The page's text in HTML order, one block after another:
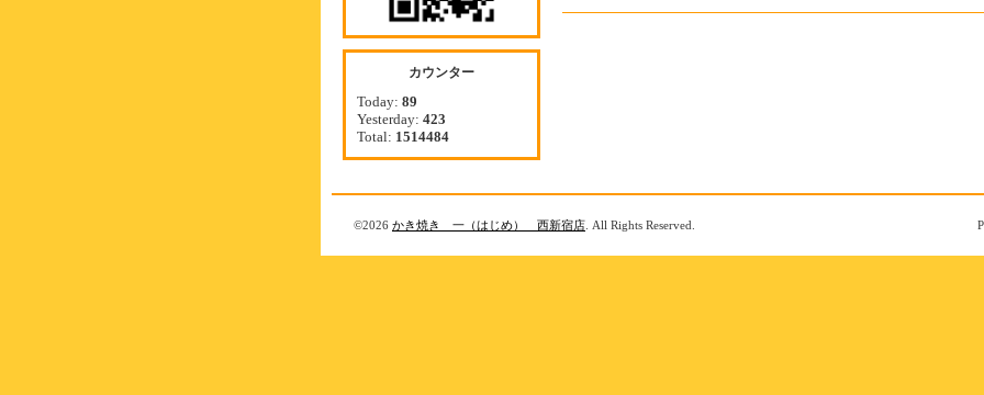
カウンター
Today: 89
Yesterday: 423
Total: 1514484
©2026 かき焼き 一（はじめ） 西新宿店 . All Rights Reserved.